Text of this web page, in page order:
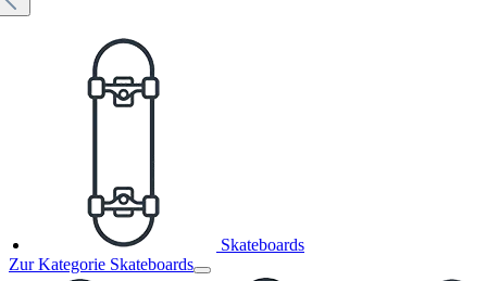
Skateboards
Zur Kategorie Skateboards